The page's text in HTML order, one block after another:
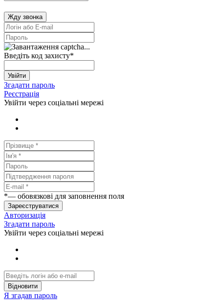
Жду звонка
Введіть код захисту*
Увійти
Згадати пароль
Реєстрація
Увійти через соціальні мережі
*— обовязкові для заповнення поля
Зареєструватися
Авторизація
Згадати пароль
Увійти через соціальні мережі
Відновити
Я згадав пароль